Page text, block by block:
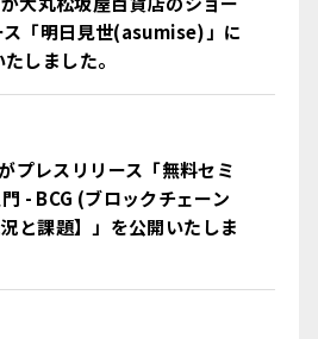
ス「明日見世(asumise)」に
しました。
レスリリース「無料セミ
- BCG (ブロックチェーン
と課題】」を公開いたしま